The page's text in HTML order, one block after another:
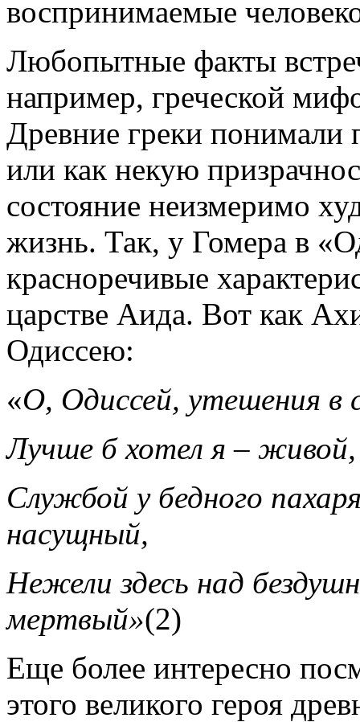
воспринимаемые
Любопытные факты
например, греческой
Древние греки понимали
или как некую
состояние неизмеримо
жизнь. Так, у Гомера в
красноречивые
царстве Аида. Вот как
Одиссею:
«О, Одиссей, утешения в
Лучше б хотел я –
Службой у бедного
насущный,
Нежели здесь над
мертвый»(2)
Еще более интересно
этого великого героя